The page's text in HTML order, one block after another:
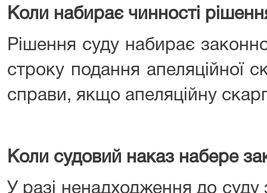
Коли набирає чинності
Рішення суду набирає
строку подання апеляційної
справи, якщо апеляційну
Коли судовий наказ набере
У разі ненадходження до